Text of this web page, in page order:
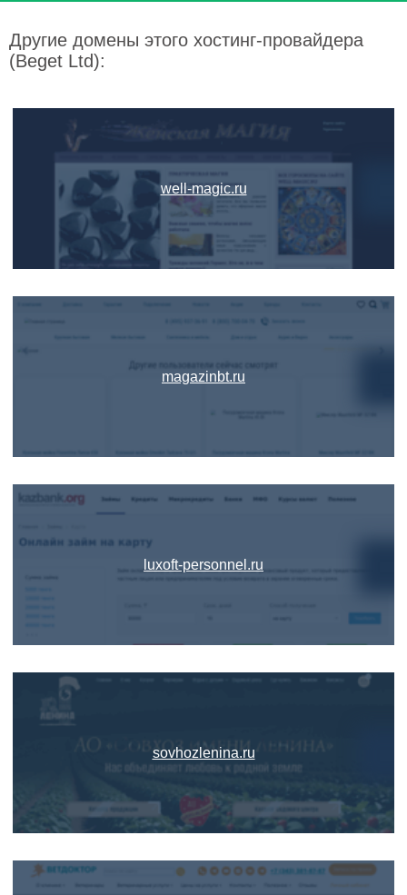
Другие домены этого хостинг-провайдера
(Beget Ltd):
well-magic.ru
magazinbt.ru
luxoft-personnel.ru
sovhozlenina.ru